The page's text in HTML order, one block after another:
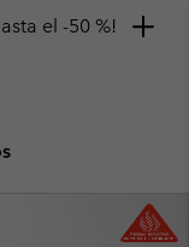
el -50 %!